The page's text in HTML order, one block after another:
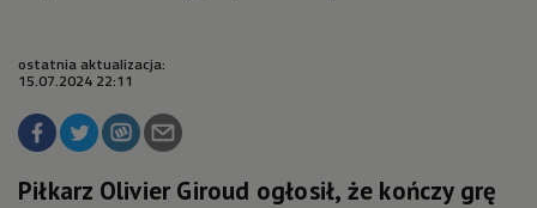
ostatnia aktualizacja:
15.07.2024 22:11
Piłkarz Olivier Giroud ogłosił, że kończy grę